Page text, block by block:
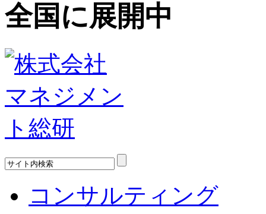
全国に展開中
コンサルティング